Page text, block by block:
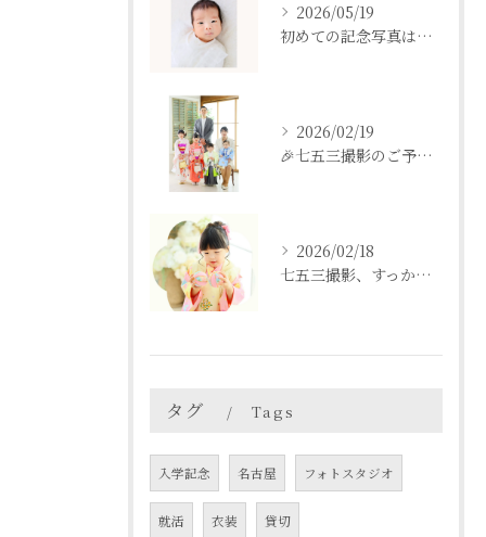
2026/05/19
初めての記念写真はは、DEAR STUDIOで。
2026/02/19
🎉七五三撮影のご予約をご検討中の方へ🎉
2026/02/18
七五三撮影、すっかり忘れてた💦という方も
タグ Tags
入学記念 名古屋 フォトスタジオ
就活 衣装 貸切